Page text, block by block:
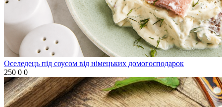
Оселедець під соусом від німецьких домогосподарок
250 0 0